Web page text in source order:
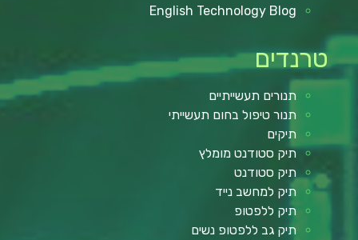
English Technology Blog
טרנדים
תנורים תעשייתיים
תנור טיפול בחום תעשייתי
תיקים
תיק סטודנט מומלץ
תיק סטודנט
תיק למחשב נייד
תיק ללפטופ
תיק גב ללפטופ נשים